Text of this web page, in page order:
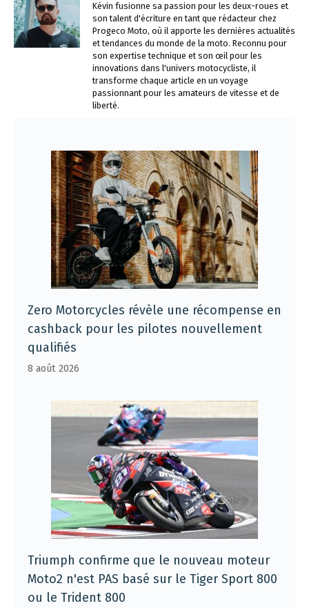
Kévin fusionne sa passion pour les deux-roues et
son talent d'écriture en tant que rédacteur chez
Progeco Moto, où il apporte les dernières actualités
et tendances du monde de la moto. Reconnu pour
son expertise technique et son œil pour les
innovations dans l'univers motocycliste, il
transforme chaque article en un voyage
passionnant pour les amateurs de vitesse et de
liberté.
Zero Motorcycles révèle une récompense en
cashback pour les pilotes nouvellement
qualifiés
8 août 2026
Triumph confirme que le nouveau moteur
Moto2 n'est PAS basé sur le Tiger Sport 800
ou le Trident 800